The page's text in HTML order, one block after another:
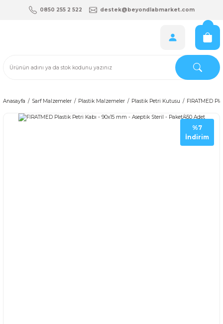
0850 255 2 522 destek@beyondlabmarket.com
Anasayfa Sarf Malzemeler Plastik Malzemeler Plastik Petri Kutusu FIRATMED
%7
İndirim